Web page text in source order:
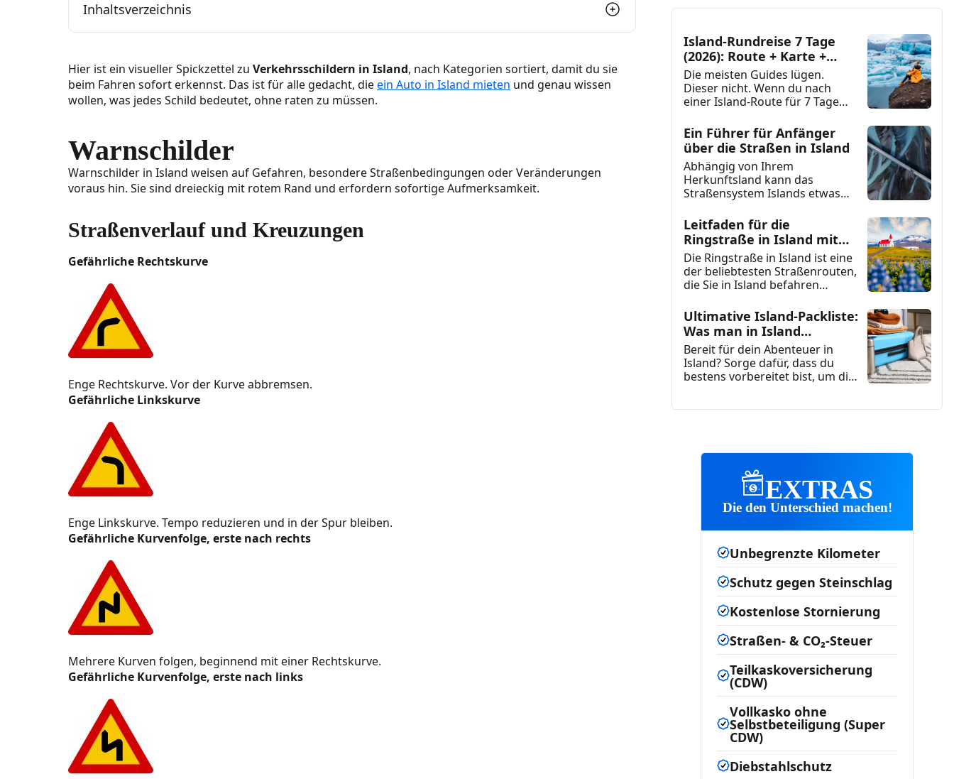
Inhaltsverzeichnis
Straßenverlauf und Kreuzungen
Fahrbahnverengung und Verkehr
Baustellen und Infrastruktur
Naturgefahren und Umwelt
Verbotszeichen
Zufahrt und Verkehr verboten
Maß- und Gewichtsbegrenzungen
Halten und Parken
Geschwindigkeit und Abstände
Vorfahrt und Kontrolle
Abbiegen und Überholen verboten
Gefahrgut
Gebotszeichen
Richtung vorgeschrieben
Kombinierte Richtungen
Vorbeifahren
Verkehrsführung
Wege und Sonderspuren
Hinweisschilder
Parkinformationen
Fußgänger und Querungen
Hier ist ein visueller Spickzettel zu Verkehrsschildern in Island, nach Kategorien sortiert, damit du sie
beim Fahren sofort erkennst. Das ist für alle gedacht, dieein Auto in Island mieten und genau wissen
wollen, was jedes Schild bedeutet, ohne raten zu müssen.
Warnschilder
Warnschilder in Island weisen auf Gefahren, besondere Straßenbedingungen oder Veränderungen
voraus hin. Sie sind dreieckig mit rotem Rand und erfordern sofortige Aufmerksamkeit.
Straßenverlauf und Kreuzungen
Gefährliche Rechtskurve
Enge Rechtskurve. Vor der Kurve abbremsen.
Gefährliche Linkskurve
Enge Linkskurve. Tempo reduzieren und in der Spur bleiben.
Gefährliche Kurvenfolge, erste nach rechts
Mehrere Kurven folgen, beginnend mit einer Rechtskurve.
Gefährliche Kurvenfolge, erste nach links
Island-Rundreise 7 Tage
(2026): Route + Karte +
Tipps
Die meisten Guides lügen.
Dieser nicht. Wenn du nach
einer Island-Route für 7 Tage
funktioniert,...
Ein Führer für Anfänger
über die Straßen in Island
Abhängig von Ihrem
Herkunftsland kann das
Straßensystem Islands etwas
gewohnt sind. Dieses...
Leitfaden für die
Ringstraße in Island mit
10-Tage-Reiseroute
Die Ringstraße in Island ist eine
der beliebtesten Straßenrouten,
die Sie in Island befahren
Ultimative Island-Packliste:
Was man in Island
anziehen sollte
Bereit für dein Abenteuer in
Island? Sorge dafür, dass du
bestens vorbereitet bist, um die
EXTRAS
Die den Unterschied machen!
Unbegrenzte Kilometer
Schutz gegen Steinschlag
Kostenlose Stornierung
Straßen- & CO₂-Steuer
Teilkaskoversicherung
(CDW)
Vollkasko ohne
Selbstbeteiligung (Super
CDW)
Diebstahlschutz